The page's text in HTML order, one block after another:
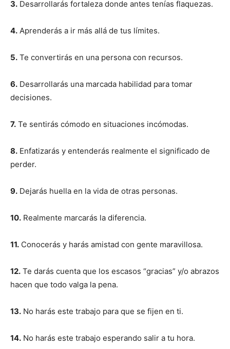
Privacy Policy
3. Desarrollarás fortaleza donde antes tenías flaquezas.
4. Aprenderás a ir más allá de tus límites.
5. Te convertirás en una persona con recursos.
6. Desarrollarás una marcada habilidad para tomar
decisiones.
7. Te sentirás cómodo en situaciones incómodas.
8. Enfatizarás y entenderás realmente el significado de
perder.
9. Dejarás huella en la vida de otras personas.
10. Realmente marcarás la diferencia.
11. Conocerás y harás amistad con gente maravillosa.
12. Te darás cuenta que los escasos “gracias” y/o abrazos
hacen que todo valga la pena.
13. No harás este trabajo para que se fijen en ti.
14. No harás este trabajo esperando salir a tu hora.